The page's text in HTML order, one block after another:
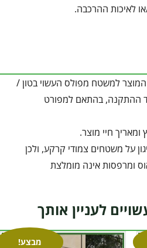
לאיכות ההרכבה.
המוצר למשטח מפולס העשוי בטון /
ההתקנה, בהתאם למפורט
ומאריך חיי מוצר.
על משטחים צמודי קרקע, ולכן
ומרפסות אינה מומלצת
לעניין אותך
מבצע!